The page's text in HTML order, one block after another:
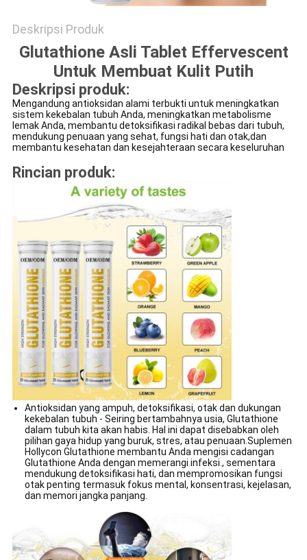
Deskripsi Produk
Glutathione Asli Tablet Effervescent
Untuk Membuat Kulit Putih
Deskripsi produk:
Mengandung antioksidan alami terbukti untuk meningkatkan
sistem kekebalan tubuh Anda, meningkatkan metabolisme
lemak Anda, membantu detoksifikasi radikal bebas dari tubuh,
mendukung penuaan yang sehat, fungsi hati dan otak,dan
membantu kesehatan dan kesejahteraan secara keseluruhan
Rincian produk:
Antioksidan yang ampuh, detoksifikasi, otak dan dukungan
kekebalan tubuh - Seiring bertambahnya usia, Glutathione
dalam tubuh kita akan habis. Hal ini dapat disebabkan oleh
pilihan gaya hidup yang buruk, stres, atau penuaan.Suplemen
Hollycon Glutathione membantu Anda mengisi cadangan
Glutathione Anda dengan memerangi infeksi., sementara
mendukung detoksifikasi hati, dan mempromosikan fungsi
otak penting termasuk fokus mental, konsentrasi, kejelasan,
dan memori jangka panjang.